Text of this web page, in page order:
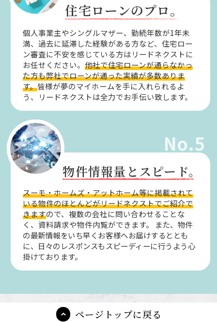
住宅ローンのプロ。
個人事業主やシングルマザー、勤続年数が1年未
満、過去に延滞した経験がある方など、住宅ロー
ン審査に不安を感じている方はリードネクストに
お任せください。他社で住宅ローンが通らなかっ
た方も弊社でローンが通った実績が多数ありま
す。皆様が夢のマイホームを手に入れられるよ
う、リードネクストは全力でお手伝い致します。
No.5
物件情報量とスピード。
スーモ・ホームズ・アットホーム等に掲載されて
いる物件のほとんどがリードネクストでご紹介で
きますので、複数の会社に問い合わせることな
く、資料請求や物件内覧ができます。
また、物件
の最新情報をいち早くお客様へお届けするととも
に、日々のレスポンスもスピーディーに行うよう心
掛けております。
ページトップに戻る